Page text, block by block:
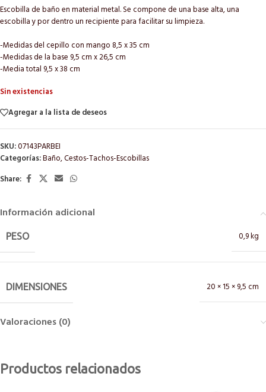
Escobilla de baño en material metal. Se compone de una base alta, una
escobilla y por dentro un recipiente para facilitar su limpieza.
-Medidas del cepillo con mango 8,5 x 35 cm
-Medidas de la base 9,5 cm x 26,5 cm
-Media total 9,5 x 38 cm
Sin existencias
Agregar a la lista de deseos
SKU:07143PARBEI
Categorías:Baño,Cestos-Tachos-Escobillas
Share:
Información adicional
PESO 0,9 kg
DIMENSIONES 20 × 15 × 9,5 cm
Valoraciones (0)
Productos relacionados